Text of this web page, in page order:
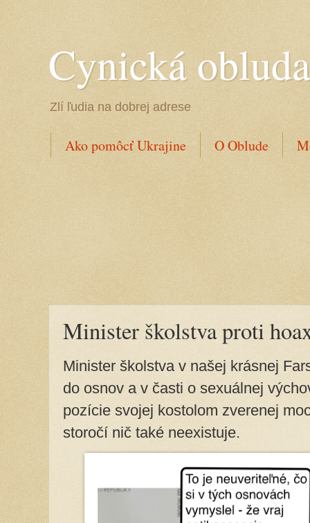
Cynická obluda
Zlí ľudia na dobrej adrese
Ako pomôcť Ukrajine O Oblude
Minister školstva proti
Minister školstva v našej krásnej
do osnov a v časti o sexuálnej
pozície svojej kostolom zverenej
storočí nič také neexistuje.